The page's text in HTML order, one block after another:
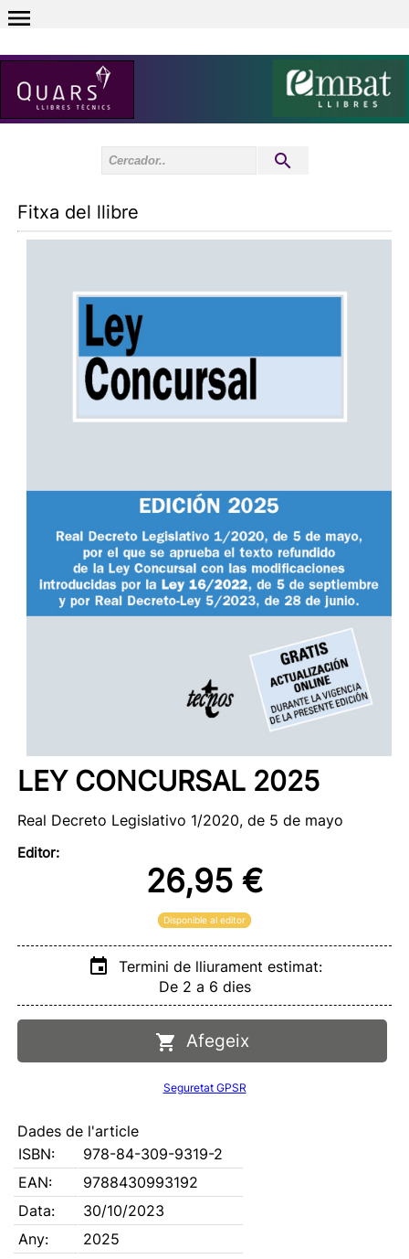
Inici sessió 0
Fitxa del llibre
LEY CONCURSAL 2025
Real Decreto Legislativo 1/2020, de 5 de mayo
Editor:
26,95 €
Disponible al editor
Termini de lliurament estimat:
De 2 a 6 dies
Afegeix
Seguretat GPSR
Dades de l'article
ISBN:
978-84-309-9319-2
EAN:
9788430993192
Data:
30/10/2023
Any:
2025